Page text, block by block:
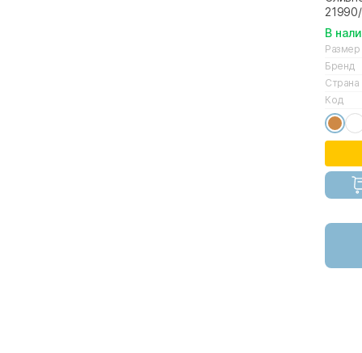
В
Размер
Бренд
Страна
Код